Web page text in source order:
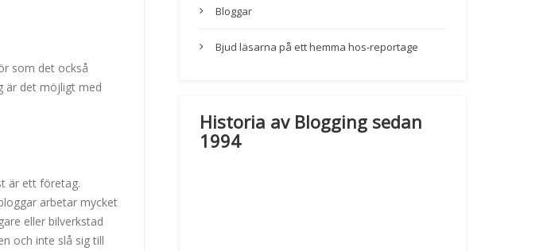
som det också
är det möjligt med
är ett företag.
arbetar mycket
eller bilverkstad
och inte slå sig till
Bloggar
Bjud läsarna på ett hemma hos-reportage
Historia av Blogging sedan
1994